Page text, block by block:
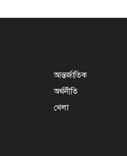
আন্তর্জাতিক
অর্থনীতি
খেলা